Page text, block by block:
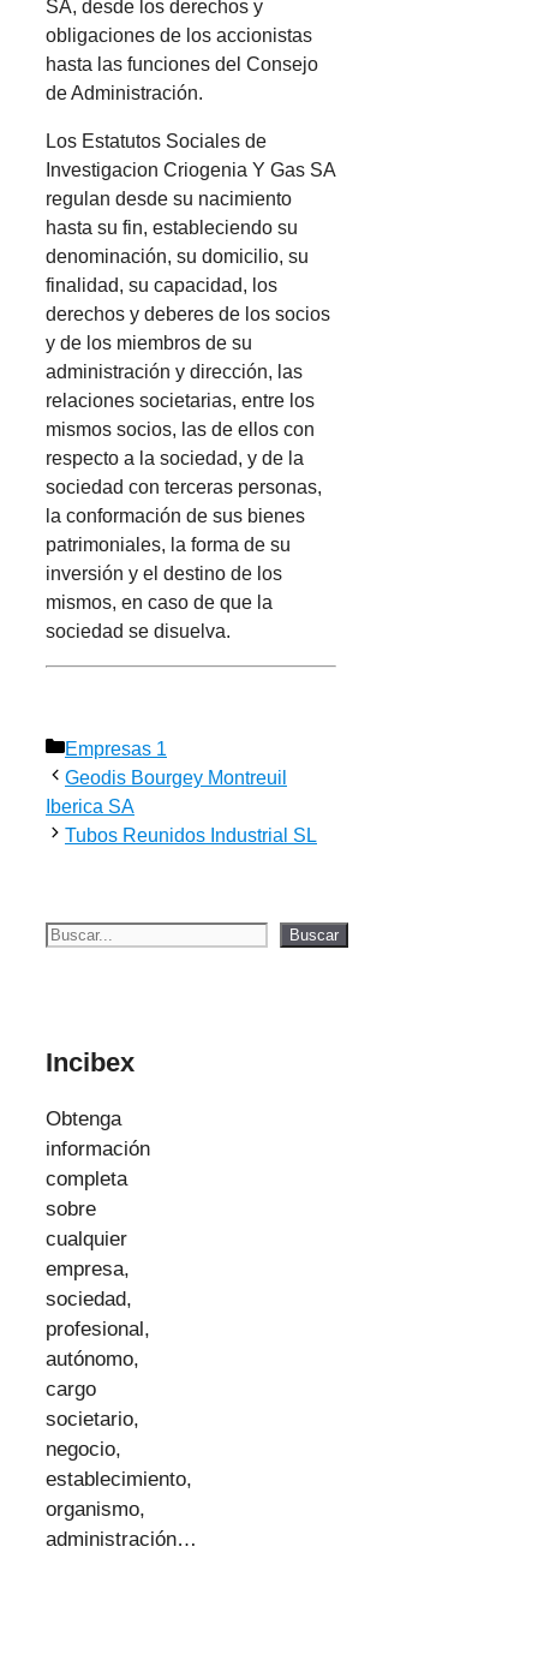
SA, desde los derechos y
obligaciones de los accionistas
hasta las funciones del Consejo
de Administración.
Los Estatutos Sociales de
Investigacion Criogenia Y Gas SA
regulan desde su nacimiento
hasta su fin, estableciendo su
denominación, su domicilio, su
finalidad, su capacidad, los
derechos y deberes de los socios
y de los miembros de su
administración y dirección, las
relaciones societarias, entre los
mismos socios, las de ellos con
respecto a la sociedad, y de la
sociedad con terceras personas,
la conformación de sus bienes
patrimoniales, la forma de su
inversión y el destino de los
mismos, en caso de que la
sociedad se disuelva.
Categorías
Empresas 1
Geodis Bourgey Montreuil
Iberica SA
Tubos Reunidos Industrial SL
Buscar Buscar
Incibex
Obtenga
información
completa
sobre
cualquier
empresa,
sociedad,
profesional,
autónomo,
cargo
societario,
negocio,
establecimiento,
organismo,
administración…